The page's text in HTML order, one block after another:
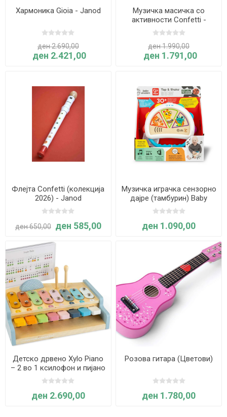
Хармоника Gioia - Janod
ден 2.690,00
ден 2.421,00
Mузичка масичка со
активности Confetti -
Janod
ден 1.990,00
ден 1.791,00
Флејта Confetti (колекција
2026) - Janod
ден 650,00 ден 585,00
Музичка играчка сензорно
дајре (тамбурин) Baby
Einstein - Hape
ден 1.090,00
Детско дрвено Xylo Piano
– 2 во 1 ксилофон и пијано
– Bigjigs Toys
ден 2.690,00
Розова гитара (Цветови)
ден 1.780,00